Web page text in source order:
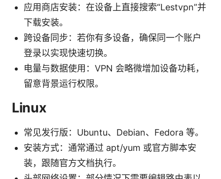
应用商店安装：在设备上直接搜索“Lestvpn”并
下载安装。
跨设备同步：若你有多设备，确保同一个账户
登录以实现快速切换。
电量与数据使用：VPN 会略微增加设备功耗，
留意背景运行权限。
Linux
常见发行版：Ubuntu、Debian、Fedora 等。
安装方式：通常通过 apt/yum 或官方脚本安
装，跟随官方文档执行。